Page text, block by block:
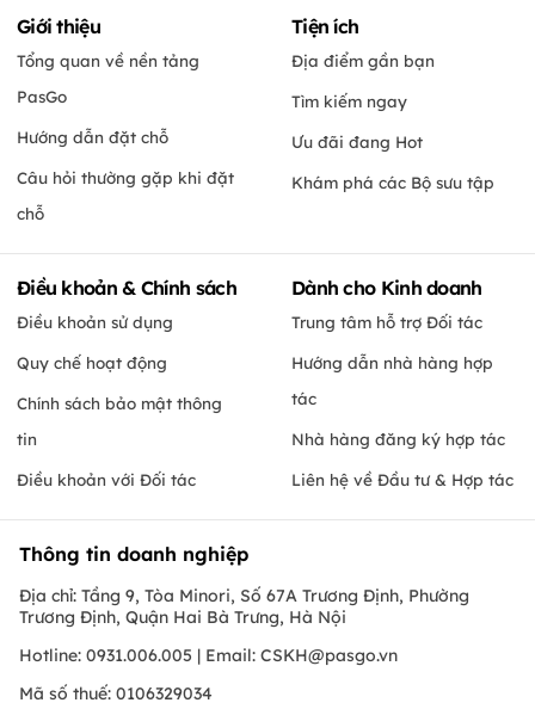
Giới thiệu
Tổng quan về nền tảng
PasGo
Hướng dẫn đặt chỗ
Câu hỏi thường gặp khi đặt
chỗ
Tiện ích
Địa điểm gần bạn
Tìm kiếm ngay
Ưu đãi đang Hot
Khám phá các Bộ sưu tập
Điều khoản & Chính sách
Điều khoản sử dụng
Quy chế hoạt động
Chính sách bảo mật thông
tin
Điều khoản với Đối tác
Dành cho Kinh doanh
Trung tâm hỗ trợ Đối tác
Hướng dẫn nhà hàng hợp
tác
Nhà hàng đăng ký hợp tác
Liên hệ về Đầu tư & Hợp tác
Thông tin doanh nghiệp
Địa chỉ: Tầng 9, Tòa Minori, Số 67A Trương Định, Phường
Trương Định, Quận Hai Bà Trưng, Hà Nội
Hotline: 0931.006.005 | Email: CSKH@pasgo.vn
Mã số thuế: 0106329034